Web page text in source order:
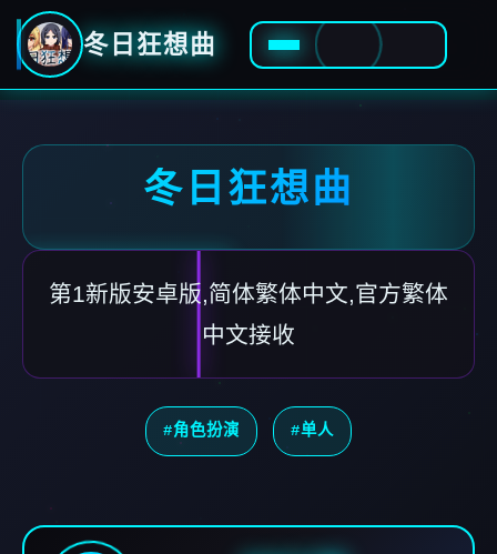
冬日狂想曲
冬日狂想曲
第1新版安卓版,简体繁体中文,官方繁体
中文接收
#角色扮演 #单人